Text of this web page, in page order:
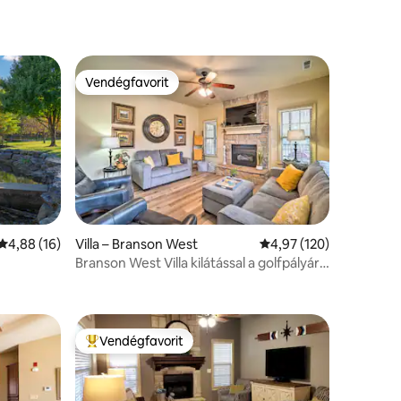
értékelés: 5/4,88, 16 vélemény
4,88 (16)
Vendégfavorit
Vendégfavorit
Villa – Branson West Átlagos értékelés: 5/
4,97 (120)
Branson West Villa kilátással a golfpályára
Kiemelt vendégfavorit
Vendégfavorit